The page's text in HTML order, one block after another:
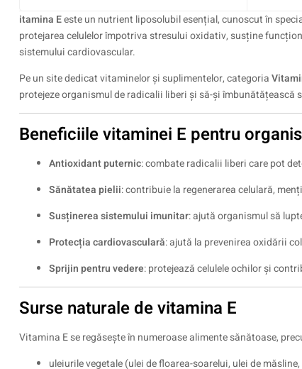
itamina Eeste un nutrient liposolubil esențial, cunoscut în
protejarea celulelor împotriva stresului oxidativ, susține
sistemului cardiovascular.
Pe un site dedicat vitaminelor și suplimentelor, categoria
protejeze organismul de radicalii liberi și să-și îmbunătățească
Beneficiile vitaminei E pentru
Antioxidant puternic: combate radicalii liberi care pot
Sănătatea pielii: contribuie la regenerarea celulară,
Susținerea sistemului imunitar: ajută organismul să
Protecția cardiovasculară: ajută la prevenirea oxidării
Sprijin pentru vedere: protejează celulele ochilor și
Surse naturale de vitamina E
Vitamina E se regăsește în numeroase alimente sănătoase,
uleiurile vegetale (ulei de floarea-soarelui, ulei de